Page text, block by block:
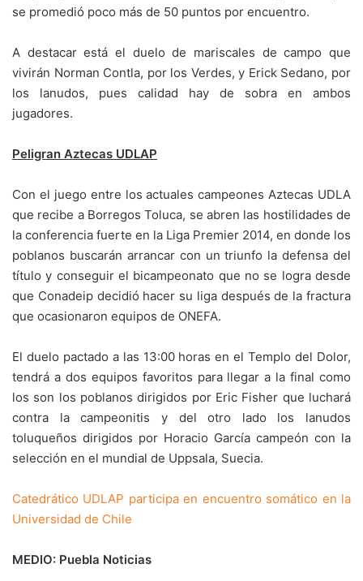
se promedió poco más de 50 puntos por encuentro.
A destacar está el duelo de mariscales de campo que
vivirán Norman Contla, por los Verdes, y Erick Sedano, por
los lanudos, pues calidad hay de sobra en ambos
jugadores.
Peligran Aztecas UDLAP
Con el juego entre los actuales campeones Aztecas UDLA
que recibe a Borregos Toluca, se abren las hostilidades de
la conferencia fuerte en la Liga Premier 2014, en donde los
poblanos buscarán arrancar con un triunfo la defensa del
título y conseguir el bicampeonato que no se logra desde
que Conadeip decidió hacer su liga después de la fractura
que ocasionaron equipos de ONEFA.
El duelo pactado a las 13:00 horas en el Templo del Dolor,
tendrá a dos equipos favoritos para llegar a la final como
los son los poblanos dirigidos por Eric Fisher que luchará
contra la campeonitis y del otro lado los lanudos
toluqueños dirigidos por Horacio García campeón con la
selección en el mundial de Uppsala, Suecia.
Catedrático UDLAP participa en encuentro somático en la
Universidad de Chile
MEDIO: Puebla Noticias